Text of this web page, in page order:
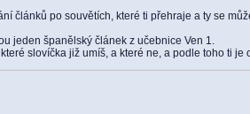
článků po souvětích, které ti přehraje a ty se
jeden španělský článek z učebnice Ven 1.
slovíčka již umíš, a které ne, a podle toho ti je